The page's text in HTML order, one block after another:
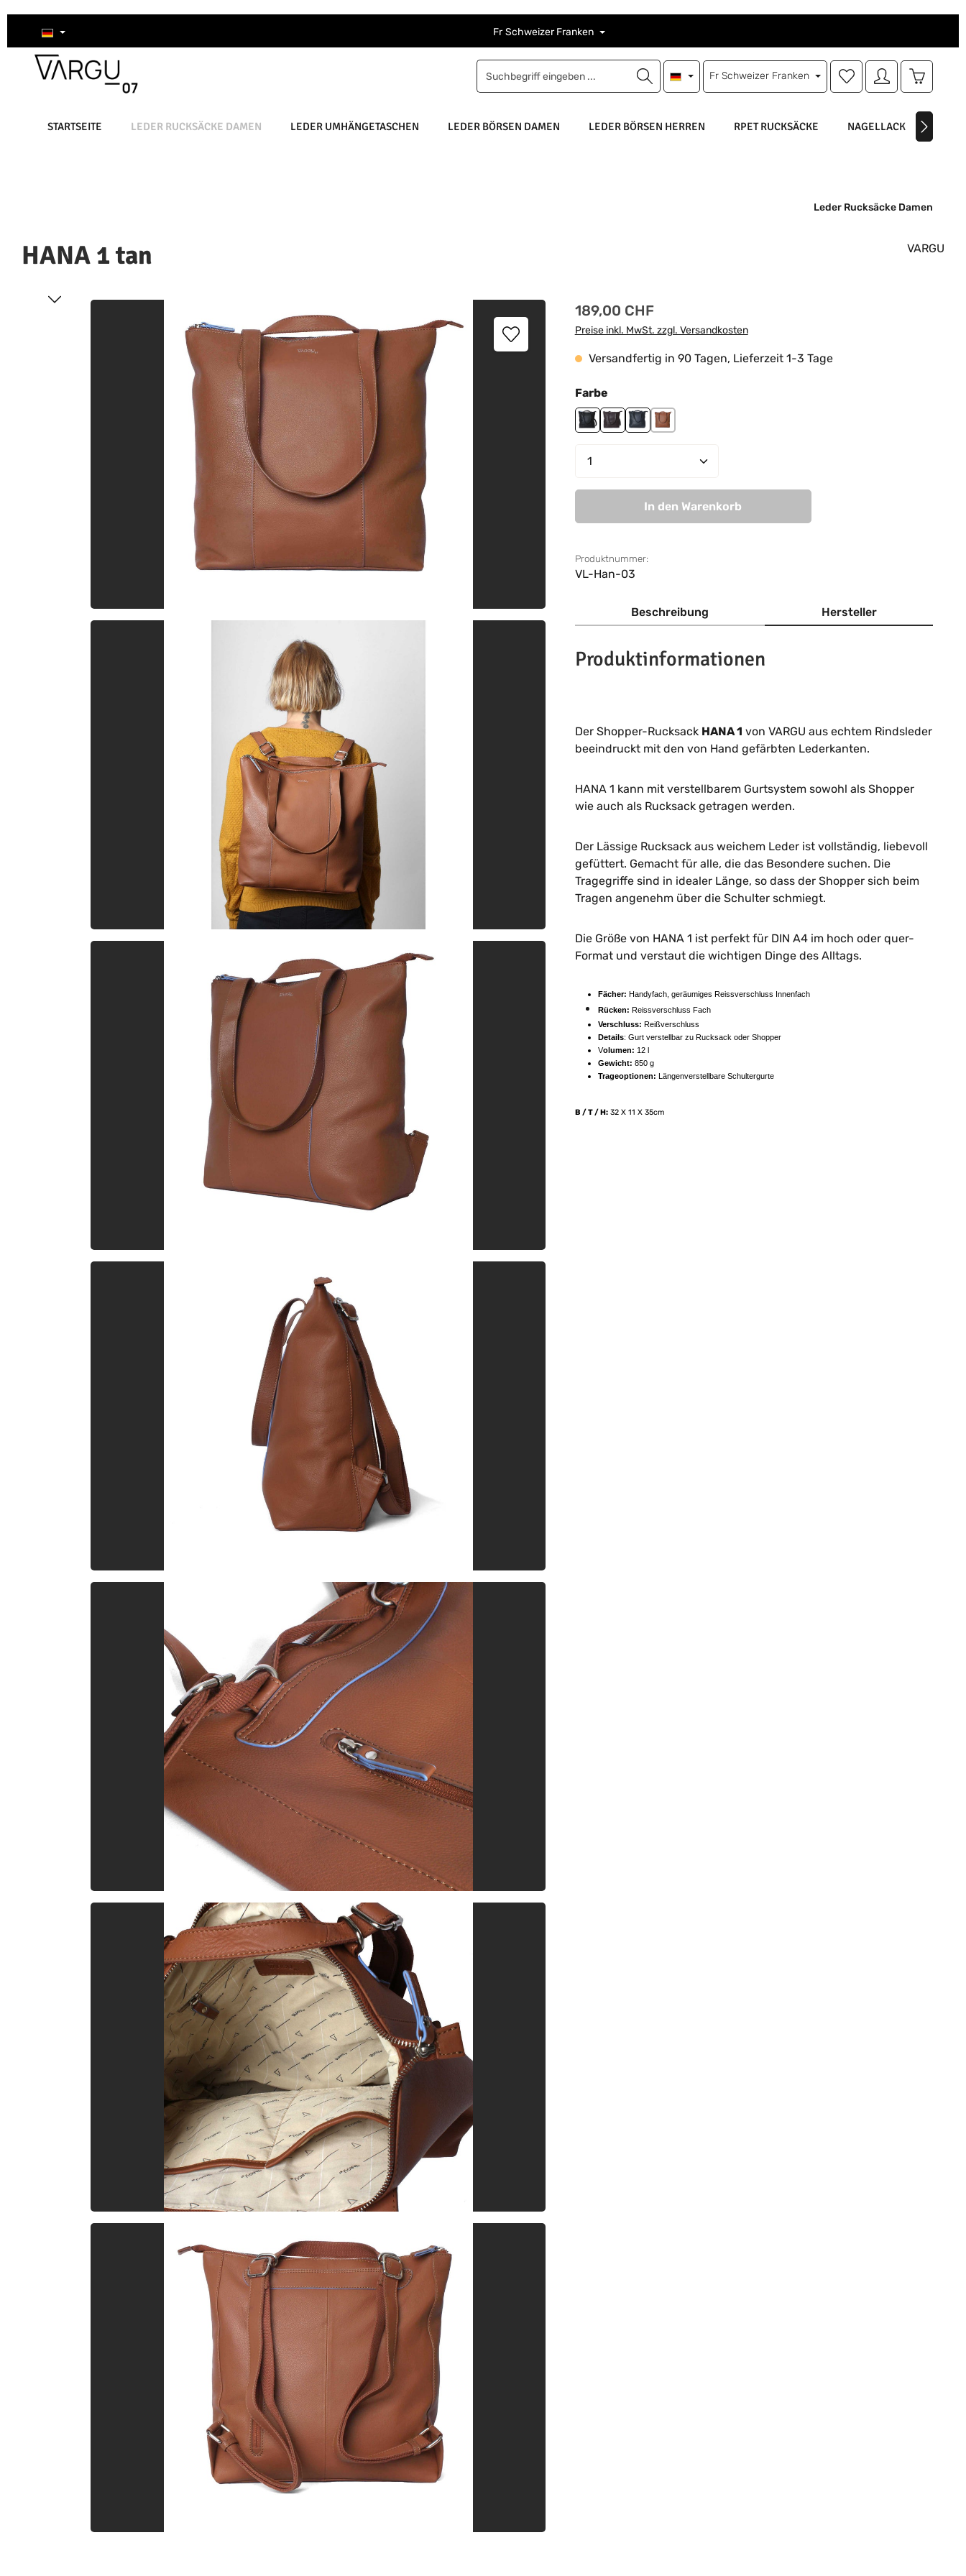
Hauptinhalt springen
Zur Suche springen
Zur Hauptnavigation springen Fr Schweizer Franken
Fr Schweizer Franken
Du hast 0 Produkte auf
STARTSEITE LEDER RUCKSÄCKE DAMEN LEDER UMHÄNGETASCHEN LEDER BÖRSEN DAMEN LEDER BÖRSEN HERREN RPET RUCKSÄCKE NAGELLACK
Leder Rucksäcke Damen
HANA 1 tan VARGU
Bildergalerie überspringen Regulärer Preis:
189,00 CHF
Preise inkl. MwSt. zzgl. Versandkosten
Versandfertig in 90 Tagen, Lieferzeit 1-3 Tage
Farbeauswählen
blackburgundy
navytan
Produkt Anzahl: Gib den gewünschten Wert
In den Warenkorb
Produktnummer:
VL-Han-03
Beschreibung Hersteller
Produktinformationen
Der Shopper-Rucksack HANA 1 von VARGU aus echtem Rindsleder
beeindruckt mit den von Hand gefärbten Lederkanten.
HANA 1 kann mit verstellbarem Gurtsystem sowohl als Shopper
wie auch als Rucksack getragen werden.
Der Lässige Rucksack aus weichem Leder ist vollständig, liebevoll
gefüttert. Gemacht für alle, die das Besondere suchen. Die
Tragegriffe sind in idealer Länge, so dass der Shopper sich beim
Tragen angenehm über die Schulter schmiegt.
Die Größe von HANA 1 ist perfekt für DIN A4 im hoch oder quer-
Format und verstaut die wichtigen Dinge des Alltags.
Fächer: Handyfach, geräumiges Reissverschluss Innenfach
Rücken: Reissverschluss Fach
Verschluss: Reißverschluss
Details: Gurt verstellbar zu Rucksack oder Shopper
Volumen: 12 l
Gewicht: 850 g
Trageoptionen: Längenverstellbare Schultergurte
B / T / H: 32 X 11 X 35cm